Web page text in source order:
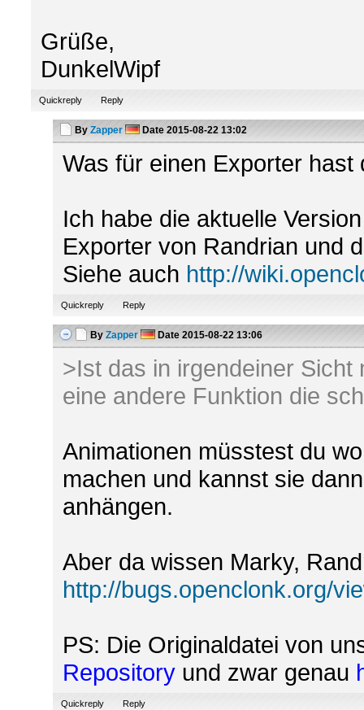
Grüße,
DunkelWipf
Quickreply Reply
By Zapper Date 2015-08-22 13:02
Was für einen Exporter hast
Ich habe die aktuelle
Exporter von Randrian und
Siehe auch http://
Quickreply Reply
By Zapper Date 2015-08-22 13:06
>Ist das in irgendeiner
eine andere Funktion die
Animationen müsstest du
machen und kannst sie
anhängen.
Aber da wissen Marky,
http://bugs.openclonk.org/
PS: Die Originaldatei von
Repository und zwar genau
Quickreply Reply